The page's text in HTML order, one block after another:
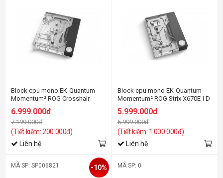
Block cpu mono EK-Quantum
Momentum² ROG Crosshair
6.999.000đ
7.199.000đ
(Tiết kiệm: 200.000đ)
Liên hệ
Block cpu mono EK-Quantum
Momentum² ROG Strix X670E-I D-
5.999.000đ
6.999.000đ
(Tiết kiệm: 1.000.000đ)
Liên hệ
MÃ SP: SP006821 -10% MÃ SP: 0